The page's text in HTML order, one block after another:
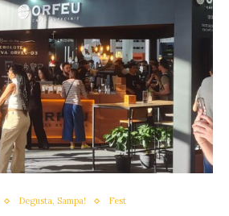
Degusta, Sampa! Fest